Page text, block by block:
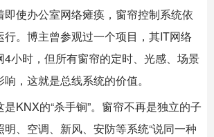
使办公室网络瘫痪，窗帘控制系统依
。博主曾参观过一个项目，其IT网络
4小时，但所有窗帘的定时、光感、场景
，这就是总线系统的价值。
是KNX的“杀手锏”。窗帘不再是独立的子
、空调、新风、安防等系统“说同一种